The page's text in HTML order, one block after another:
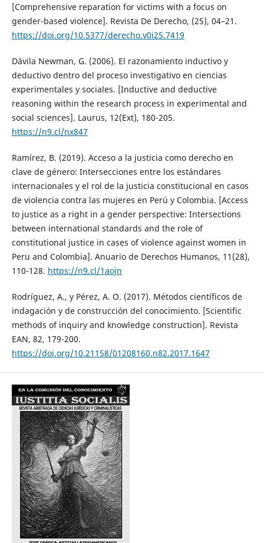
[Comprehensive reparation for victims with a focus on
gender-based violence]. Revista De Derecho, (25), 04–21.
https://doi.org/10.5377/derecho.v0i25.7419
Dávila Newman, G. (2006). El razonamiento inductivo y
deductivo dentro del proceso investigativo en ciencias
experimentales y sociales. [Inductive and deductive
reasoning within the research process in experimental and
social sciences]. Laurus, 12(Ext), 180-205.
https://n9.cl/nx847
Ramírez, B. (2019). Acceso a la justicia como derecho en
clave de género: Intersecciones entre los estándares
internacionales y el rol de la justicia constitucional en casos
de violencia contra las mujeres en Perú y Colombia. [Access
to justice as a right in a gender perspective: Intersections
between international standards and the role of
constitutional justice in cases of violence against women in
Peru and Colombia]. Anuario de Derechos Humanos, 11(28),
110-128. https://n9.cl/1aojn
Rodríguez, A., y Pérez, A. O. (2017). Métodos científicos de
indagación y de construcción del conocimiento. [Scientific
methods of inquiry and knowledge construction]. Revista
EAN, 82, 179-200.
https://doi.org/10.21158/01208160.n82.2017.1647